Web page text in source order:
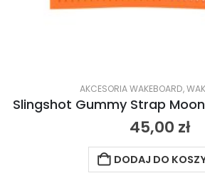
AKCESORIA WAKEBOARD,
45,00 zł
DODAJ DO